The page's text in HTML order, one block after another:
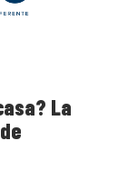
La